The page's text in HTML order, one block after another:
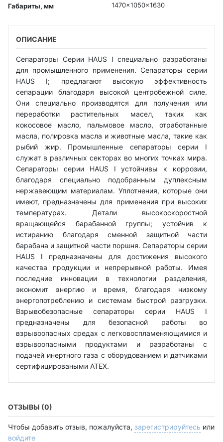
Габариты, мм
1470x1050x1630
ОПИСАНИЕ
Сепараторы Серии HAUS I специально разработаны
для промышленного применения. Сепараторы серии
HAUS I; предлагают высокую эффективность
сепарации благодаря высокой центробежной силе.
Они специально производятся для получения или
переработки растительных масел, таких как
кокосовое масло, пальмовое масло, отработанные
масла, полировка масла и животные масла, такие как
рыбий жир. Промышленные сепараторы серии I
служат в различных секторах во многих точках мира.
Сепараторы серии HAUS I устойчивы к коррозии,
благодаря специально подобранным дуплексным
нержавеющим материалам. Уплотнения, которые они
имеют, предназначены для применения при высоких
температурах. Детали высокоскоростной
вращающейся барабанной группы; устойчив к
истиранию благодаря сменной защитной части
барабана и защитной части поршня. Сепараторы серии
HAUS I предназначены для достижения высокого
качества продукции и непрерывной работы. Имея
последние инновации в технологии разделения,
экономит энергию и время, благодаря низкому
энергопотреблению и системам быстрой разгрузки.
Взрывобезопасные сепараторы серии HAUS I
предназначены для безопасной работы во
взрывоопасных средах с легковоспламеняющимися и
взрывоопасными продуктами и разработаны с
подачей инертного газа с оборудованием и датчиками
сертифицироваными ATEX.
ОТЗЫВЫ (0)
Чтобы добавить отзыв, пожалуйста, зарегистрируйтесь или
войдите